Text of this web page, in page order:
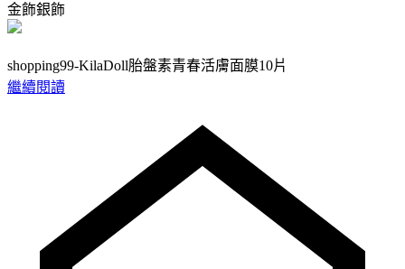
金飾銀飾
shopping99-KilaDoll胎盤素青春活膚面膜10片
繼續閱讀